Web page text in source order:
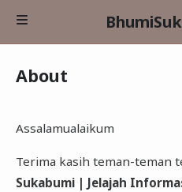
About
Assalamualaikum
Terima kasih teman-teman
Sukabumi | Jelajah